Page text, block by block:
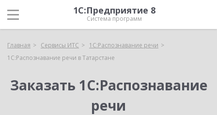
1С:Предприятие 8
Система программ
Главная Сервисы ИТС
1С:Распознавание речи
1С:Распознавание речи в Татарстане
Заказать 1С:Распознавание
речи